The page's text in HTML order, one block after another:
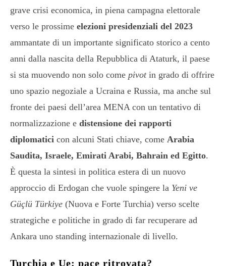
grave crisi economica, in piena campagna elettorale
verso le prossime elezioni presidenziali del 2023
ammantate di un importante significato storico a cento
anni dalla nascita della Repubblica di Ataturk, il paese
si sta muovendo non solo come pivotin grado di offrire
uno spazio negoziale a Ucraina e Russia, ma anche sul
fronte dei paesi dell’area MENA con un tentativo di
normalizzazione e distensione dei rapporti
diplomatici con alcuni Stati chiave, come Arabia
Saudita, Israele, Emirati Arabi, Bahrain ed Egitto.
È questa la sintesi in politica estera di un nuovo
approccio di Erdogan che vuole spingere la Yeni ve
Güçlü Türkiye (Nuova e Forte Turchia) verso scelte
strategiche e politiche in grado di far recuperare ad
Ankara uno standing internazionale di livello.
Turchia e Ue: pace ritrovata?